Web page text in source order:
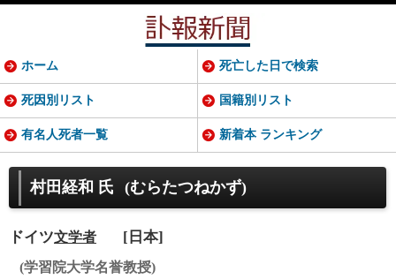
村田経和 氏 (むらたつねかず)
ドイツ文学者 [日本]
(学習院大学名誉教授)
ホーム 死亡した日で検索
死因別リスト 国籍別リスト
有名人死者一覧 新着本 ランキング